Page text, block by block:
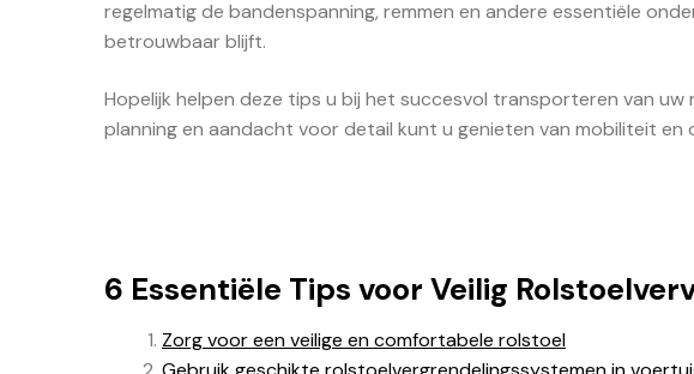
regelmatig de bandenspanning, remmen en andere essentiële
betrouwbaar blijft.
Hopelijk helpen deze tips u bij het succesvol transporteren van
planning en aandacht voor detail kunt u genieten van mobiliteit en
6 Essentiële Tips voor Veilig
Zorg voor een veilige en comfortabele rolstoel